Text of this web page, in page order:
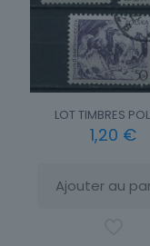
LOT TIMBRES
1,20 €
Ajouter au